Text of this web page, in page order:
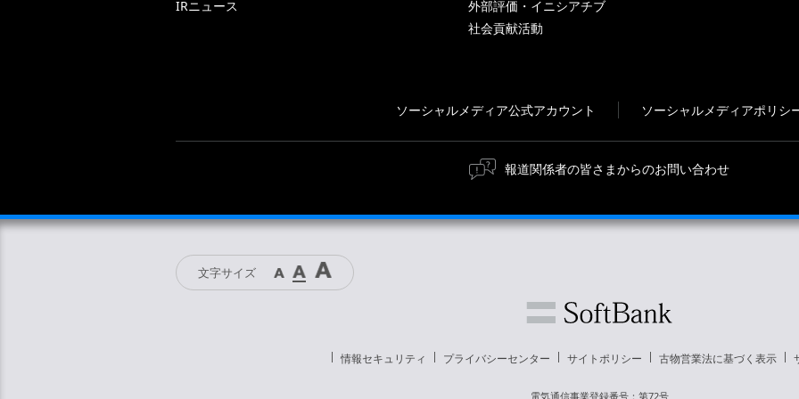
IRニュース
外部評価・イニシアチブ
社会貢献活動
ソーシャルメディア公式アカウント ソーシャルメディアポリシ
報道関係者の皆さまからのお問い合わせ
文字サイズ
情報セキュリティ プライバシーセンター サイトポリシー 古物営業法に基づく表示
電気通信事業登録番号：第72号